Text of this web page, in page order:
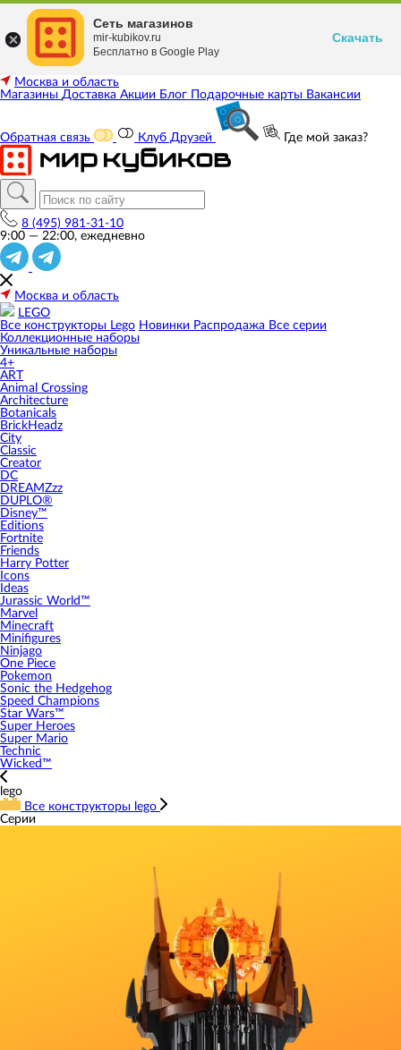
Москва и область
Магазины Доставка Акции Блог Подарочные карты Вакансии
Обратная связь Клуб Друзей Где мой заказ?
8 (495) 981-31-10
9:00 — 22:00, ежедневно
Москва и область
LEGO
Все конструкторы Lego Новинки Распродажа Все серии
Коллекционные наборы
Уникальные наборы
4+
ART
Animal Crossing
Architecture
Botanicals
BrickHeadz
City
Classic
Creator
DC
DREAMZzz
DUPLO®
Disney™
Editions
Fortnite
Friends
Harry Potter
Icons
Ideas
Jurassic World™
Marvel
Minecraft
Minifigures
Ninjago
One Piece
Pokemon
Sonic the Hedgehog
Speed Champions
Star Wars™
Super Heroes
Super Mario
Technic
Wicked™
lego
Все конструкторы lego
Серии
Сеть магазинов
mir-kubikov.ru
Бесплатно в Google Play
Скачать